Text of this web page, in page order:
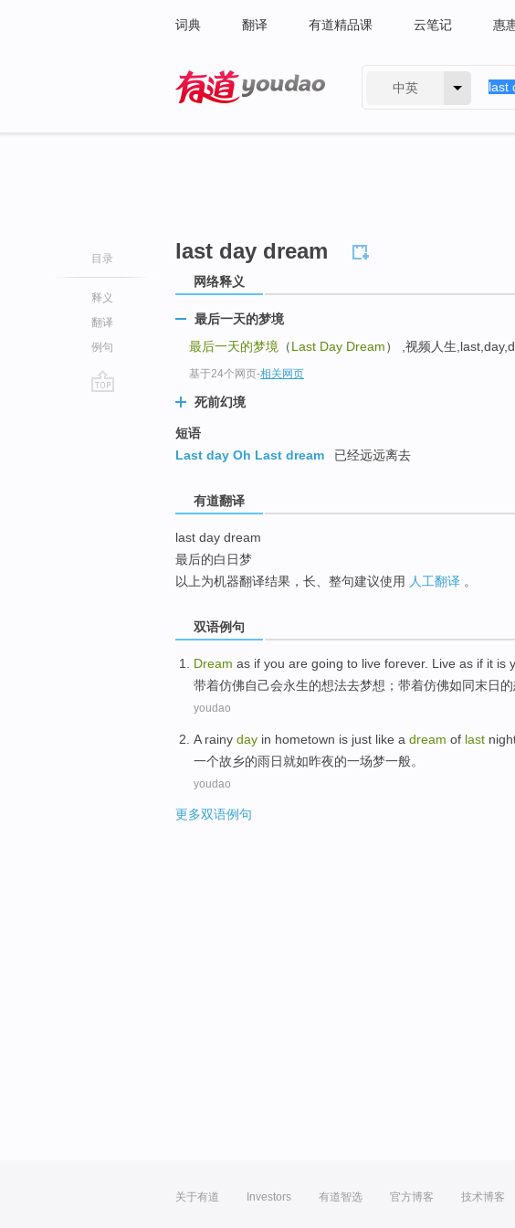
词典 翻译 有道精品课 云笔记 惠
中英
目录
释义
翻译
例句
last day dream
网络释义
最后一天的梦境
最后一天的梦境 （Last Day Dream） ,视频人生
基于24个网页-相关网页
死前幻境
短语
Last day Oh Last dream
已经远远离去
有道翻译
last day dream
最后的白日梦
以上为机器翻译结果，长、整句建议使用 人工翻译 。
双语例句
Dream as if you are going to live forever. Live as if it is
带着仿佛自己会永生的想法去梦想 ；带着仿佛如同末日
youdao
A rainy day in hometown is just like a dream of last
一个故乡的雨日就如昨夜的一场梦一般。
youdao
更多双语例句
关于有道 Investors 有道智选 官方博客 技术博客